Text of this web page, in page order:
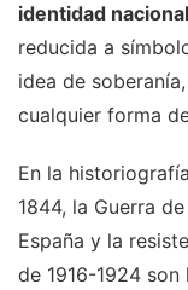
identidad
reducida a
idea de
cualquier forma
En la
1844, la Guerra
España y la
de 1916-1924